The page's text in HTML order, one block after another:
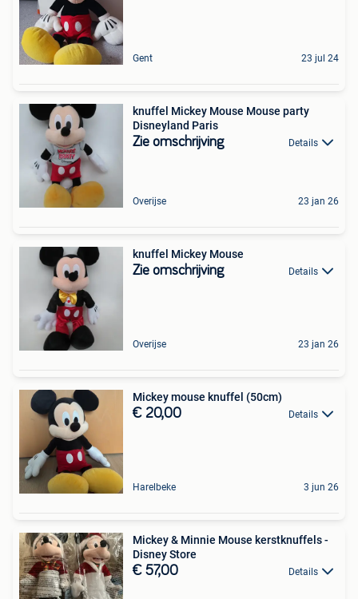
Gent 23 jul 24
knuffel Mickey Mouse Mouse party
Disneyland Paris
Zie omschrijving Details
Overijse 23 jan 26
knuffel Mickey Mouse
Zie omschrijving Details
Overijse 23 jan 26
Mickey mouse knuffel (50cm)
€ 20,00 Details
Harelbeke 3 jun 26
Mickey & Minnie Mouse kerstknuffels -
Disney Store
€ 57,00 Details